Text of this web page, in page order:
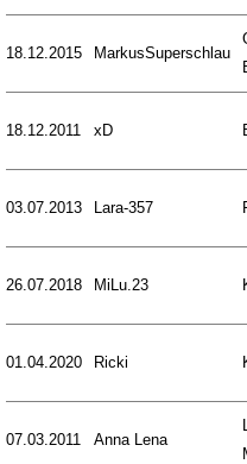
18.12.2015 MarkusSuperschlau
18.12.2011 xD
03.07.2013 Lara-357
26.07.2018 MiLu.23
01.04.2020 Ricki
07.03.2011 Anna Lena